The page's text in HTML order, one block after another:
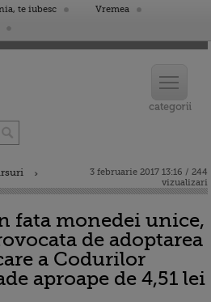
te iubesc
Vremea
3 februarie 2017 13:16 / 244
vizualizari
fata monedei unice,
de adoptarea
a Codurilor
aproape de 4,51 lei